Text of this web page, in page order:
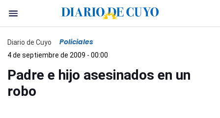
Diario de Cuyo Policiales
4 de septiembre de 2009 - 00:00
Padre e hijo asesinados en un
robo